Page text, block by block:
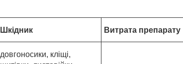
Шкідник Витрата препарату
довгоносики, кліщі,